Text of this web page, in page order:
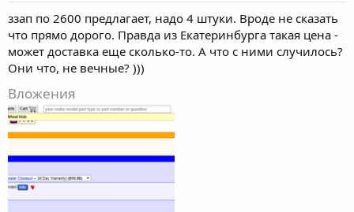
ззап по 2600 предлагает, надо 4 штуки. Вроде не сказать
что прямо дорого. Правда из Екатеринбурга такая цена -
может доставка еще сколько-то. А что с ними случилось?
Они что, не вечные? )))
Вложения